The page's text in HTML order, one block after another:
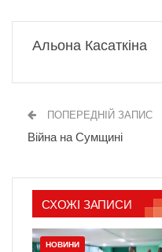
Альона Касаткіна
ПОПЕРЕДНІЙ ЗАПИС
Війна на Сумщині
СХОЖІ ЗАПИСИ
НОВИНИ